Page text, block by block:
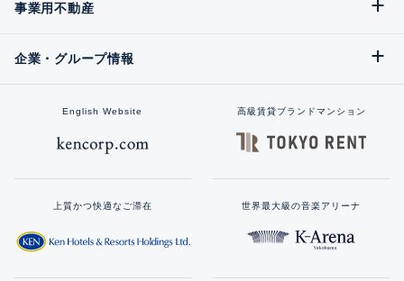
事業用不動産
企業・グループ情報
English Website 高級賃貸ブランドマンション
上質かつ快適なご滞在 世界最大級の音楽アリーナ